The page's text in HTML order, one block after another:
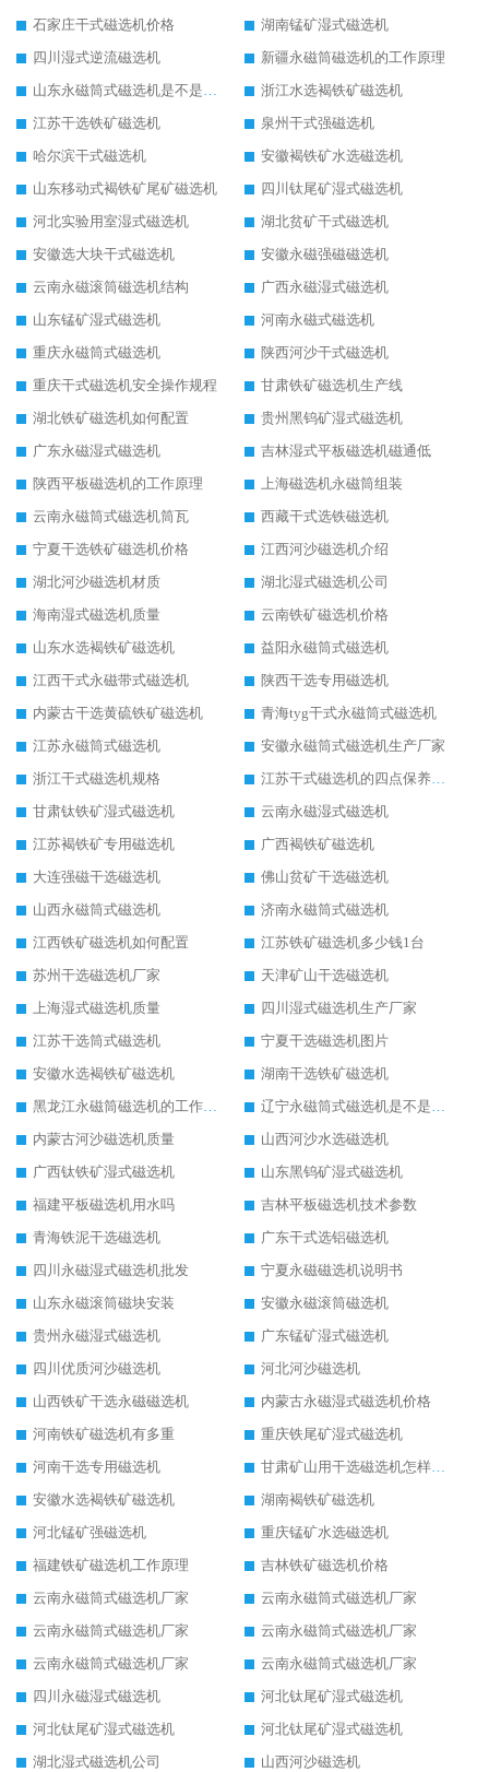
石家庄干式磁选机价格
湖南锰矿湿式磁选机
四川湿式逆流磁选机
新疆永磁筒磁选机的工作原理
山东永磁筒式磁选机是不是强磁
浙江水选褐铁矿磁选机
江苏干选铁矿磁选机
泉州干式强磁选机
哈尔滨干式磁选机
安徽褐铁矿水选磁选机
山东移动式褐铁矿尾矿磁选机
四川钛尾矿湿式磁选机
河北实验用室湿式磁选机
湖北贫矿干式磁选机
安徽选大块干式磁选机
安徽永磁强磁磁选机
云南永磁滚筒磁选机结构
广西永磁湿式磁选机
山东锰矿湿式磁选机
河南永磁式磁选机
重庆永磁筒式磁选机
陕西河沙干式磁选机
重庆干式磁选机安全操作规程
甘肃铁矿磁选机生产线
湖北铁矿磁选机如何配置
贵州黑钨矿湿式磁选机
广东永磁湿式磁选机
吉林湿式平板磁选机磁通低
陕西平板磁选机的工作原理
上海磁选机永磁筒组装
云南永磁筒式磁选机筒瓦
西藏干式选铁磁选机
宁夏干选铁矿磁选机价格
江西河沙磁选机介绍
湖北河沙磁选机材质
湖北湿式磁选机公司
海南湿式磁选机质量
云南铁矿磁选机价格
山东水选褐铁矿磁选机
益阳永磁筒式磁选机
江西干式永磁带式磁选机
陕西干选专用磁选机
内蒙古干选黄硫铁矿磁选机
青海tyg干式永磁筒式磁选机
江苏永磁筒式磁选机
安徽永磁筒式磁选机生产厂家
浙江干式磁选机规格
江苏干式磁选机的四点保养秘籍
甘肃钛铁矿湿式磁选机
云南永磁湿式磁选机
江苏褐铁矿专用磁选机
广西褐铁矿磁选机
大连强磁干选磁选机
佛山贫矿干选磁选机
山西永磁筒式磁选机
济南永磁筒式磁选机
江西铁矿磁选机如何配置
江苏铁矿磁选机多少钱1台
苏州干选磁选机厂家
天津矿山干选磁选机
上海湿式磁选机质量
四川湿式磁选机生产厂家
江苏干选筒式磁选机
宁夏干选磁选机图片
安徽水选褐铁矿磁选机
湖南干选铁矿磁选机
黑龙江永磁筒磁选机的工作原理
辽宁永磁筒式磁选机是不是强磁
内蒙古河沙磁选机质量
山西河沙水选磁选机
广西钛铁矿湿式磁选机
山东黑钨矿湿式磁选机
福建平板磁选机用水吗
吉林平板磁选机技术参数
青海铁泥干选磁选机
广东干式选铝磁选机
四川永磁湿式磁选机批发
宁夏永磁磁选机说明书
山东永磁滚筒磁块安装
安徽永磁滚筒磁选机
贵州永磁湿式磁选机
广东锰矿湿式磁选机
四川优质河沙磁选机
河北河沙磁选机
山西铁矿干选永磁磁选机
内蒙古永磁湿式磁选机价格
河南铁矿磁选机有多重
重庆铁尾矿湿式磁选机
河南干选专用磁选机
甘肃矿山用干选磁选机怎样调磁
安徽水选褐铁矿磁选机
湖南褐铁矿磁选机
河北锰矿强磁选机
重庆锰矿水选磁选机
福建铁矿磁选机工作原理
吉林铁矿磁选机价格
云南永磁筒式磁选机厂家
云南永磁筒式磁选机厂家
云南永磁筒式磁选机厂家
云南永磁筒式磁选机厂家
云南永磁筒式磁选机厂家
云南永磁筒式磁选机厂家
四川永磁湿式磁选机
河北钛尾矿湿式磁选机
河北钛尾矿湿式磁选机
河北钛尾矿湿式磁选机
湖北湿式磁选机公司
山西河沙磁选机